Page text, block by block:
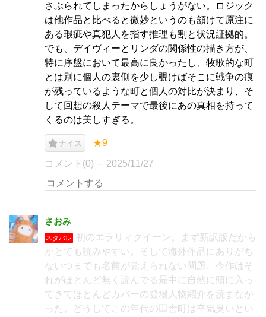
さぶられてしまったからしょうがない。ロジック
は他作品と比べると微妙というのも頷けて原注に
ある瑕疵や真犯人を指す推理も割と状況証拠的。
でも、デイヴィーとリンダの関係性の描き方が、
特に序盤において最高に良かったし、牧歌的な町
とは別に個人の裏側を少し覗けばそこに戦争の痕
が残っているような町と個人の対比が決まり、そ
して回想の殺人テーマで最後にあの真相を持って
くるのは美しすぎる。
ナイス ★9
コメント(0) 2025/11/27
さおみ
ネタバレ
初のエラリィクイーン。まず新訳版だから
かとても読みやすい。そして海外作品にありがち
ないつまでも名前が覚えられない問題、今作はそ
れがほとんど無く読んでる最中に自然に頭に入っ
てきてほとんどカバーの登場人物紹介を読まなか
った。どうしてこの年代の田舎町は辛気臭いとい